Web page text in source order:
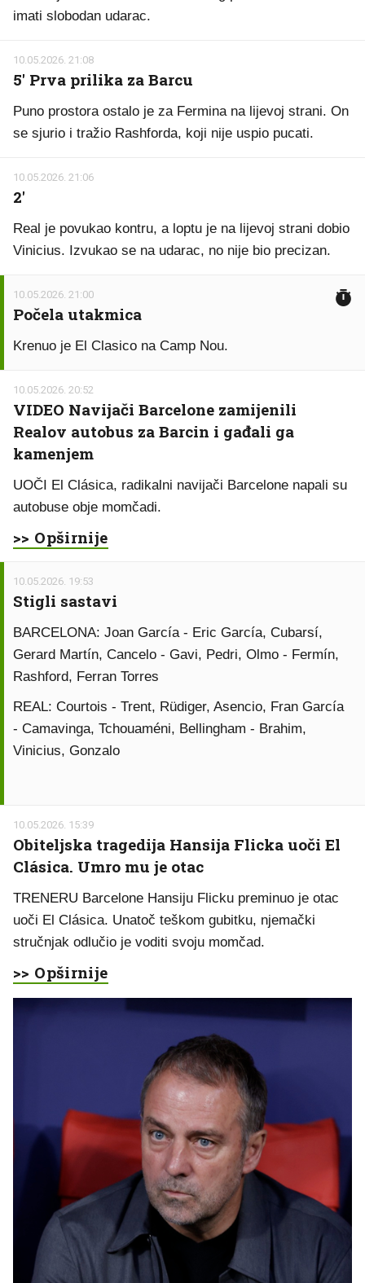
imati slobodan udarac.
10.05.2026. 21:08
5' Prva prilika za Barcu
Puno prostora ostalo je za Fermina na lijevoj strani. On
se sjurio i tražio Rashforda, koji nije uspio pucati.
10.05.2026. 21:06
2'
Real je povukao kontru, a loptu je na lijevoj strani dobio
Vinicius. Izvukao se na udarac, no nije bio precizan.
10.05.2026. 21:00
Počela utakmica
Krenuo je El Clasico na Camp Nou.
10.05.2026. 20:52
VIDEO Navijači Barcelone zamijenili
Realov autobus za Barcin i gađali ga
kamenjem
UOČI El Clásica, radikalni navijači Barcelone napali su
autobuse obje momčadi.
>> Opširnije
10.05.2026. 19:53
Stigli sastavi
BARCELONA: Joan García - Eric García, Cubarsí,
Gerard Martín, Cancelo - Gavi, Pedri, Olmo - Fermín,
Rashford, Ferran Torres
REAL: Courtois - Trent, Rüdiger, Asencio, Fran García
- Camavinga, Tchouaméni, Bellingham - Brahim,
Vinicius, Gonzalo
10.05.2026. 15:39
Obiteljska tragedija Hansija Flicka uoči El
Clásica. Umro mu je otac
TRENERU Barcelone Hansiju Flicku preminuo je otac
uoči El Clásica. Unatoč teškom gubitku, njemački
stručnjak odlučio je voditi svoju momčad.
>> Opširnije